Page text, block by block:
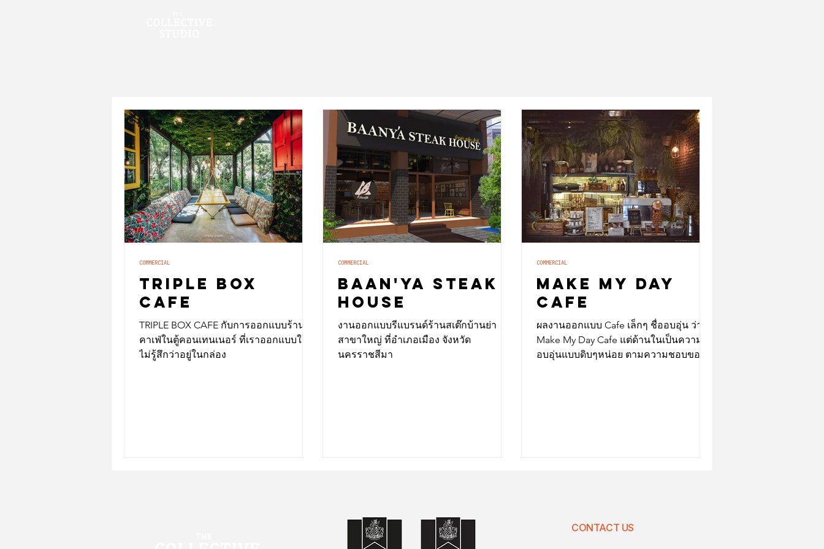
TRIPLE BOX
CAFE
TRIPLE BOX CAFE กับการออกแบบร้าน
คาเฟ่ในตู้คอนเทนเนอร์ ที่เราออกแบบให้
ไม่รู้สึกว่าอยู่ในกล่อง
COMMERCIAL
BAAN'YA STEAK
HOUSE
งานออกแบบรีแบรนด์ร้านสเต๊กบ้านย่า
สาขาใหญ่ ที่อำเภอเมือง จังหวัด
นครราชสีมา
COMMERCIAL
MAKE MY DAY
CAFE
ผลงานออกแบบ Cafe เล็กๆ ชื่ออบอุ่น ว่า
Make My Day Cafe แต่ด้านในเป็นความ
อบอุ่นแบบดิบๆหน่อย ตามความชอบของ
COMMERCIAL
CONTACT US